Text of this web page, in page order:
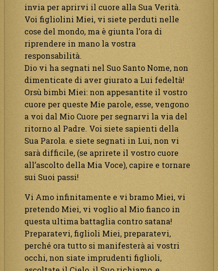
invia per aprirvi il cuore alla Sua Verità.
Voi figliolini Miei, vi siete perduti nelle
cose del mondo, ma è giunta l’ora di
riprendere in mano la vostra
responsabilità.
Dio vi ha segnati nel Suo Santo Nome, non
dimenticate di aver giurato a Lui fedeltà!
Orsù bimbi Miei: non appesantite il vostro
cuore per queste Mie parole, esse, vengono
a voi dal Mio Cuore per segnarvi la via del
ritorno al Padre. Voi siete sapienti della
Sua Parola. e siete segnati in Lui, non vi
sarà difficile, (se aprirete il vostro cuore
all’ascolto della Mia Voce), capire e tornare
sui Suoi passi!
Vi Amo infinitamente e vi bramo Miei, vi
pretendo Miei, vi voglio al Mio fianco in
questa ultima battaglia contro satana!
Preparatevi, figlioli Miei, preparatevi,
perché ora tutto si manifesterà ai vostri
occhi, non siate imprudenti figlioli,